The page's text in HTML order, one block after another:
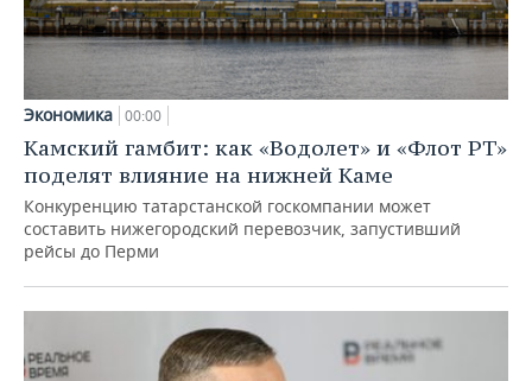
Экономика 00:00
Камский гамбит: как «Водолет» и «Флот РТ»
поделят влияние на нижней Каме
Конкуренцию татарстанской госкомпании может
составить нижегородский перевозчик, запустивший
рейсы до Перми